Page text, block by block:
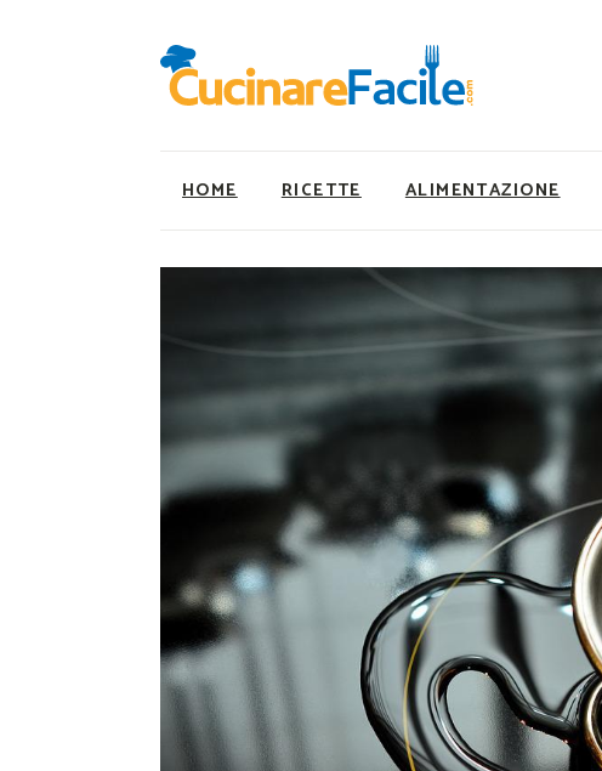
HOME RICETTE
Ricette Facili e Veloci
Ricette Primi Piatti
Ricette Antipasti
Ricette Dolci
Ricette Carne
Ricette Secondi
Ricette Pizze e Rustici
Ricette Contorni
Ricette Piatti unici
Ricette Pesce
Video Ricette
Ricette per Ingrediente
ALIMENTAZIONE
Utility
Super Alimenti
Nutrizionista a tavola
Ricette Vegetariane
Rumors